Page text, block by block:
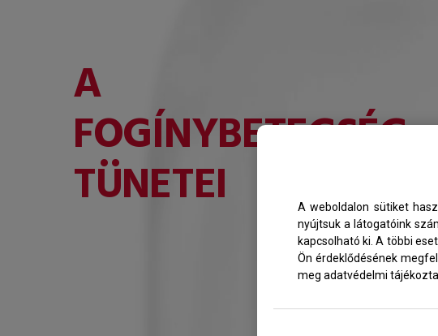
A
FOGÍNYBETEGSÉG
TÜNETEI
A weboldalon sütiket
nyújtsuk a látogatóink
kapcsolható ki. A többi
Ön érdeklődésének
meg adatvédelmi